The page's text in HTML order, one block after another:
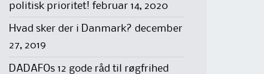
politisk prioritet! februar 14, 2020
Hvad sker der i Danmark? december
27, 2019
DADAFOs 12 gode råd til røgfrihed